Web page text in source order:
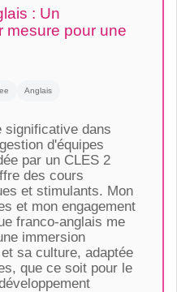
: Un
mesure pour une
Anglais
significative dans
d'équipes
par un CLES 2
des cours
et stimulants. Mon
et mon engagement
franco-anglais me
immersion
sa culture, adaptée
que ce soit pour le